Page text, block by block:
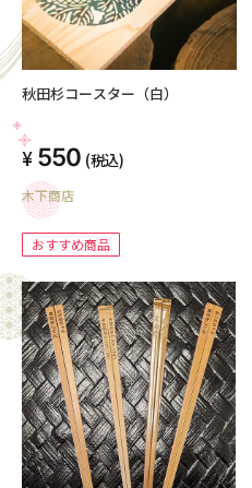
秋田杉コースター（白）
550 (税込)
木下商店
おすすめ商品